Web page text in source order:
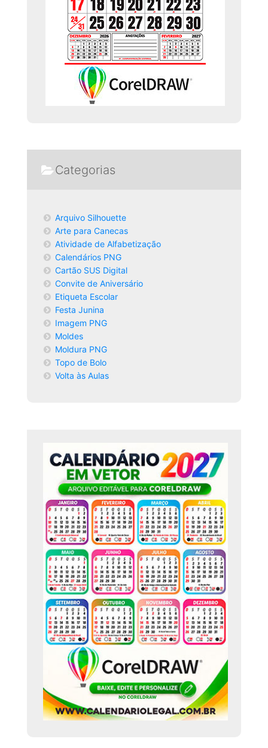
Categorias
Arquivo Silhouette
Arte para Canecas
Atividade de Alfabetização
Calendários PNG
Cartão SUS Digital
Convite de Aniversário
Etiqueta Escolar
Festa Junina
Imagem PNG
Moldes
Moldura PNG
Topo de Bolo
Volta às Aulas